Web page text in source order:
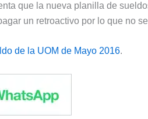
que la nueva planilla de
un retroactivo por lo que no
de la UOM de Mayo 2016.